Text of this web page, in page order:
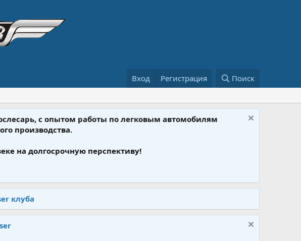
Вход Регистрация Поиск
с опытом работы по легковым автомобилям
производства.
на долгосрочную перспективу!
клуба